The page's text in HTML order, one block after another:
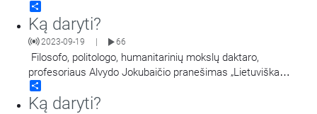
Edita, bei Vilniaus „Betzata" gyvenimo namų vadovė Teresė
Bugaitė. Laidą veda ses. Daiva Kuzmickaitė.
Ką daryti?
2023-09-19 66
Filosofo, politologo, humanitarinių mokslų daktaro,
profesoriaus Alvydo Jokubaičio pranešimas „Lietuviška
neviltis ir krikščionybė".
Ką daryti?